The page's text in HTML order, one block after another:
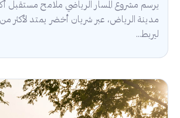
يرسم مشروع المسار الرياضي ملامح مستقبل
ليربط...